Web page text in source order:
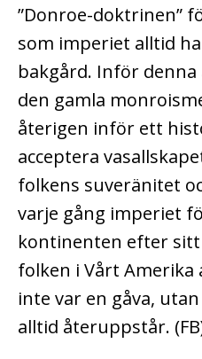
”Donroe-doktrinen”
som imperiet alltid
bakgård. Inför
den gamla
återigen inför ett
acceptera
folkens suveränitet
varje gång imperiet
kontinenten efter
folken i Vårt
inte var en gåva,
alltid återuppstår.